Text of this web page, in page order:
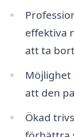
effektiva
att ta
Möjlighet
att den
Ökad